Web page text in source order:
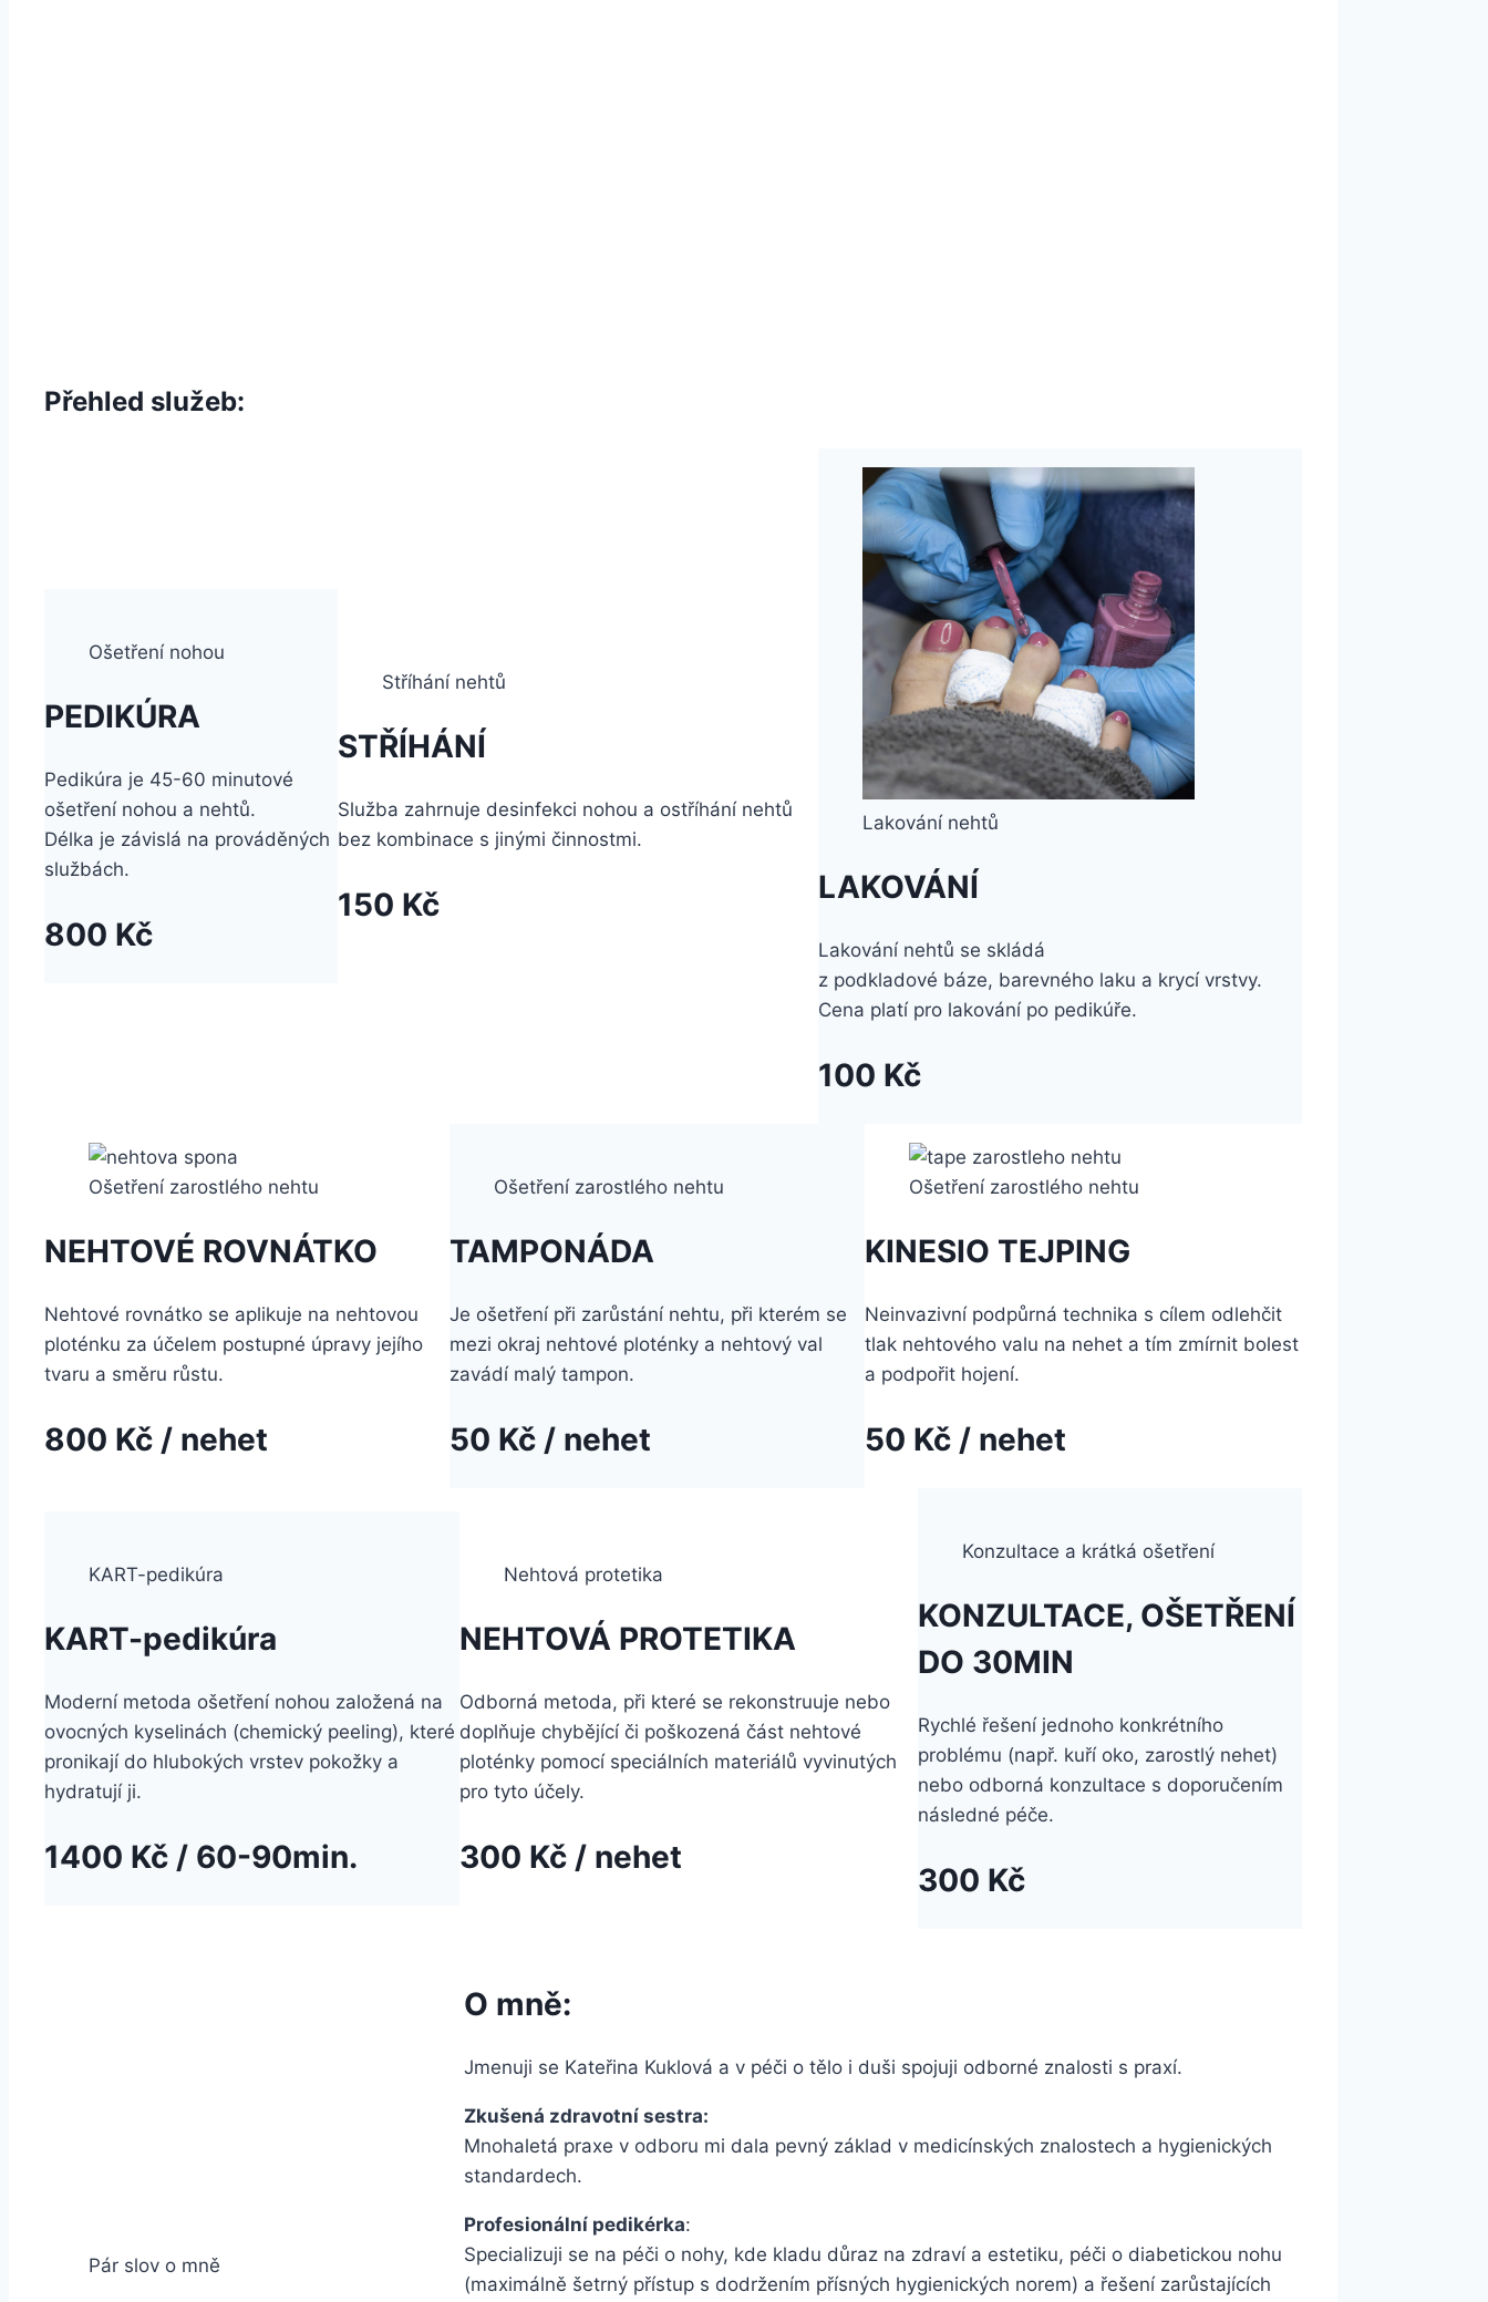
Přehled služeb:
Ošetření nohou
PEDIKÚRA
Pedikúra je 45-60 minutové
ošetření nohou a nehtů.
Délka je závislá na prováděných
službách.
800 Kč
Stříhání nehtů
STŘÍHÁNÍ
Služba zahrnuje desinfekci nohou a ostříhání nehtů
bez kombinace s jinými činnostmi.
150 Kč
Lakování nehtů
LAKOVÁNÍ
Lakování nehtů se skládá
z podkladové báze, barevného laku a krycí vrstvy.
Cena platí pro lakování po pedikúře.
100 Kč
Ošetření zarostlého nehtu
NEHTOVÉ ROVNÁTKO
Nehtové rovnátko se aplikuje na nehtovou
ploténku za účelem postupné úpravy jejího
tvaru a směru růstu.
800 Kč / nehet
Ošetření zarostlého nehtu
TAMPONÁDA
Je ošetření při zarůstání nehtu, při kterém se
mezi okraj nehtové ploténky a nehtový val
zavádí malý tampon.
50 Kč / nehet
Ošetření zarostlého nehtu
KINESIO TEJPING
Neinvazivní podpůrná technika s cílem odlehčit
tlak nehtového valu na nehet a tím zmírnit bolest
a podpořit hojení.
50 Kč / nehet
KART-pedikúra
KART-pedikúra
Moderní metoda ošetření nohou založená na
ovocných kyselinách (chemický peeling), které
pronikají do hlubokých vrstev pokožky a
hydratují ji.
1400 Kč / 60-90min.
Nehtová protetika
NEHTOVÁ PROTETIKA
Odborná metoda, při které se rekonstruuje nebo
doplňuje chybějící či poškozená část nehtové
ploténky pomocí speciálních materiálů vyvinutých
pro tyto účely.
300 Kč / nehet
Konzultace a krátká ošetření
KONZULTACE, OŠETŘENÍ
DO 30MIN
Rychlé řešení jednoho konkrétního
problému (např. kuří oko, zarostlý nehet)
nebo odborná konzultace s doporučením
následné péče.
300 Kč
Pár slov o mně
O mně:
Jmenuji se Kateřina Kuklová a v péči o tělo i duši spojuji odborné znalosti s praxí.
Zkušená zdravotní sestra:
Mnohaletá praxe v odboru mi dala pevný základ v medicínských znalostech a hygienických
standardech.
Profesionální pedikérka:
Specializuji se na péči o nohy, kde kladu důraz na zdraví a estetiku, péči o diabetickou nohu
(maximálně šetrný přístup s dodržením přísných hygienických norem) a řešení zarůstajících